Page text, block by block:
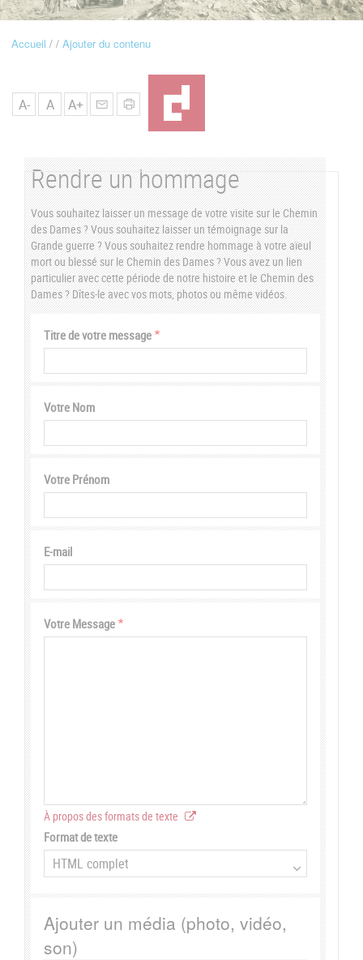
FilAccueil Ajouter du contenu
A- A A+
Rendre un hommage
Vous souhaitez laisser un message de votre visite sur le Chemin
des Dames ? Vous souhaitez laisser un témoignage sur la
Grande guerre ? Vous souhaitez rendre hommage à votre aïeul
mort ou blessé sur le Chemin des Dames ? Vous avez un lien
particulier avec cette période de notre histoire et le Chemin des
Dames ? Dîtes-le avec vos mots, photos ou même vidéos.
Titre de votre message
Votre Nom
Votre Prénom
E-mail
Votre Message
À propos des formats de texte
Format de texte
Ajouter un média (photo, vidéo,
son)
Vertical
Tabs